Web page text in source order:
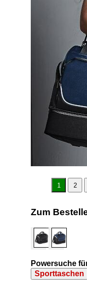
1 2
Zum
Powersuche
Sporttaschen